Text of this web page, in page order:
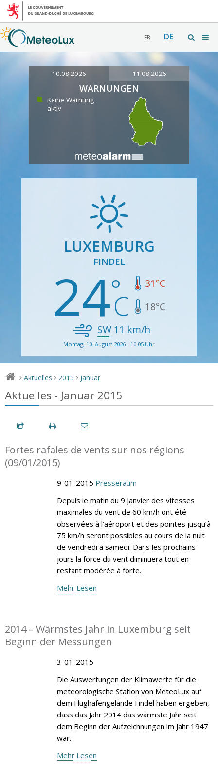
FR DE
10.08.2026 11.08.2026
WARNUNGEN
Keine Warnung
aktiv
LUXEMBURG
FINDEL
24 31°C
18°C
SW11 km/h
Montag, 10. August 2026 - 10:05 Uhr
> Aktuelles > 2015 > Januar
Aktuelles - Januar 2015
Fortes rafales de vents sur nos régions
(09/01/2015)
9-01-2015 Presseraum
Depuis le matin du 9 janvier des vitesses
maximales du vent de 60 km/h ont été
observées à l’aéroport et des pointes jusqu’à
75 km/h seront possibles au cours de la nuit
de vendredi à samedi. Dans les prochains
jours la force du vent diminuera tout en
restant modérée à forte.
Mehr Lesen
2014 – Wärmstes Jahr in Luxemburg seit
Beginn der Messungen
3-01-2015
Die Auswertungen der Klimawerte für die
meteorologische Station von MeteoLux auf
dem Flughafengelände Findel haben ergeben,
dass das Jahr 2014 das wärmste Jahr seit
dem Beginn der Aufzeichnungen im Jahr 1947
war.
Mehr Lesen